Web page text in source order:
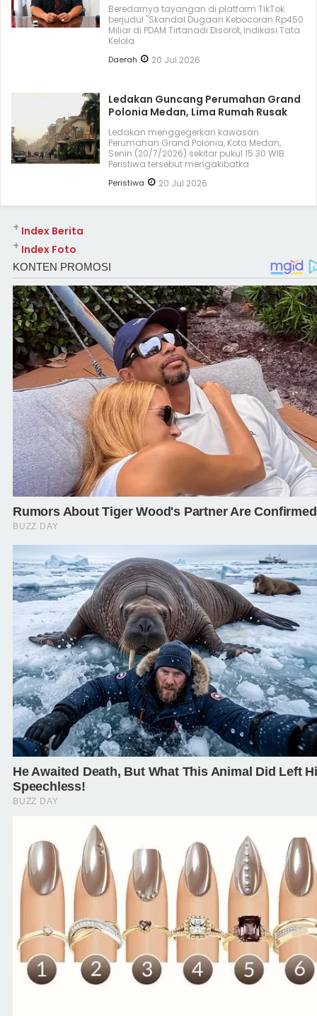
Beredarnya tayangan di platform TikTok
berjudul "Skandal Dugaan Kebocoran Rp450
Miliar di PDAM Tirtanadi Disorot, Indikasi Tata
Kelola
Daerah 20 Jul 2026
Ledakan Guncang Perumahan Grand
Polonia Medan, Lima Rumah Rusak
Ledakan menggegerkan kawasan
Perumahan Grand Polonia, Kota Medan,
Senin (20/7/2026) sekitar pukul 15.30 WIB.
Peristiwa tersebut mengakibatka
Peristiwa 20 Jul 2026
Index Berita
+
Index Foto
+